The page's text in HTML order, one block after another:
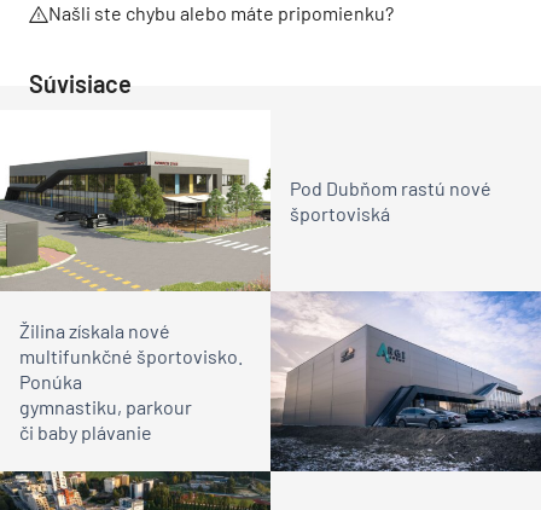
Našli ste chybu alebo máte pripomienku?
Súvisiace
Pod Dubňom rastú nové
športoviská
Žilina získala nové
multifunkčné športovisko.
Ponúka
gymnastiku, parkour
či baby plávanie